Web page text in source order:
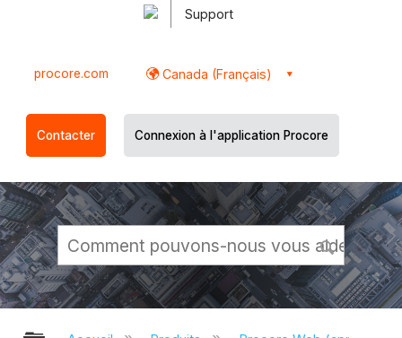
Support
procore.com Canada (Français)
Contacter Connexion à l'application Procore